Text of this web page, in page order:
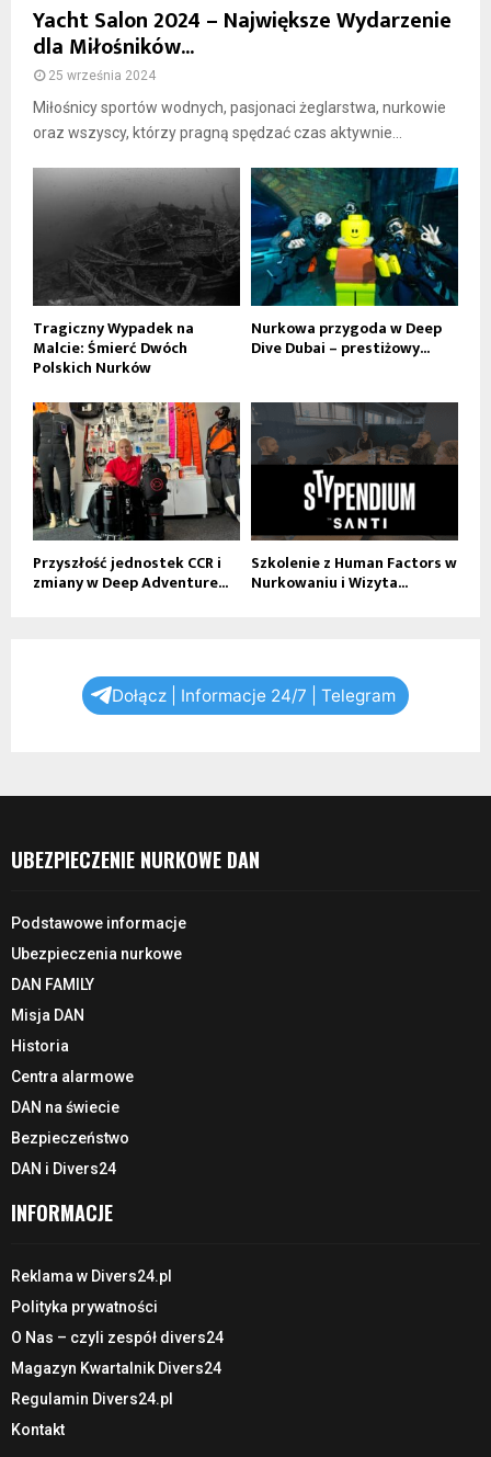
Yacht Salon 2024 – Największe Wydarzenie
dla Miłośników...
25 września 2024
Miłośnicy sportów wodnych, pasjonaci żeglarstwa, nurkowie
oraz wszyscy, którzy pragną spędzać czas aktywnie...
Tragiczny Wypadek na
Malcie: Śmierć Dwóch
Polskich Nurków
Nurkowa przygoda w Deep
Dive Dubai – prestiżowy...
Przyszłość jednostek CCR i
zmiany w Deep Adventure...
Szkolenie z Human Factors w
Nurkowaniu i Wizyta...
Dołącz | Informacje 24/7 | Telegram
UBEZPIECZENIE NURKOWE DAN
Podstawowe informacje
Ubezpieczenia nurkowe
DAN FAMILY
Misja DAN
Historia
Centra alarmowe
DAN na świecie
Bezpieczeństwo
DAN i Divers24
INFORMACJE
Reklama w Divers24.pl
Polityka prywatności
O Nas – czyli zespół divers24
Magazyn Kwartalnik Divers24
Regulamin Divers24.pl
Kontakt